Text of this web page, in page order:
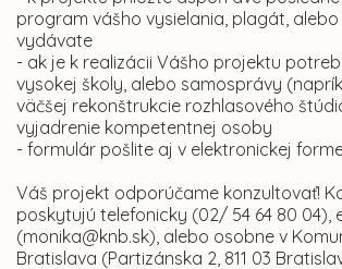
program vášho vysielania, plagát,
vydávate
- ak je k realizácii Vášho projektu
vysokej školy, alebo samosprávy
väčšej rekonštrukcie rozhlasového
vyjadrenie kompetentnej osoby
- formulár pošlite aj v elektronickej
Váš projekt odporúčame konzultovať!
poskytujú telefonicky (02/ 54 64 80 04),
(monika@knb.sk), alebo osobne v
Bratislava (Partizánska 2, 811 03